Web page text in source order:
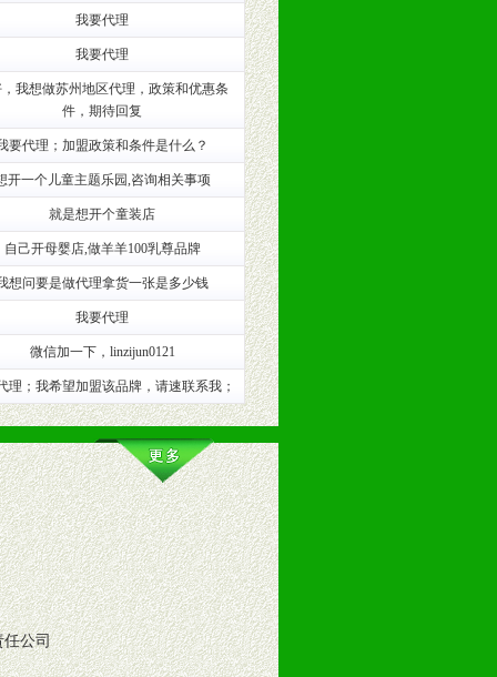
（包括POP、彩页、手提袋、易
趋势与流行。
养建康知识。为经销商、分销商
我要代理
我要代理
我想做苏州地区代理，政策和优惠条
件，期待回复
要代理；加盟政策和条件是什么？
开一个儿童主题乐园,咨询相关事项
就是想开个童装店
自己开母婴店,做羊羊100乳尊品牌
想问要是做代理拿货一张是多少钱
我要代理
微信加一下，linzijun0121
理；我希望加盟该品牌，请速联系我；
任公司